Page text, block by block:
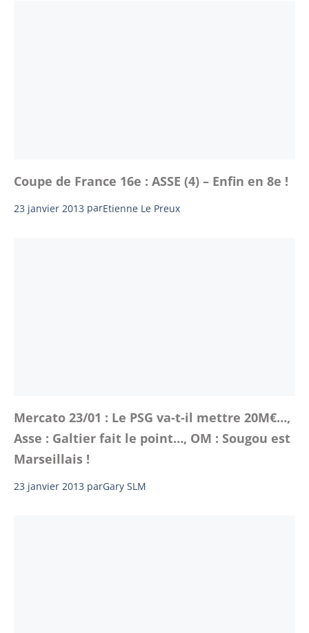
Coupe de France 16e : ASSE (4) – Enfin en 8e !
23 janvier 2013 parEtienne Le Preux
Mercato 23/01 : Le PSG va-t-il mettre 20M€…,
Asse : Galtier fait le point…, OM : Sougou est
Marseillais !
23 janvier 2013 parGary SLM